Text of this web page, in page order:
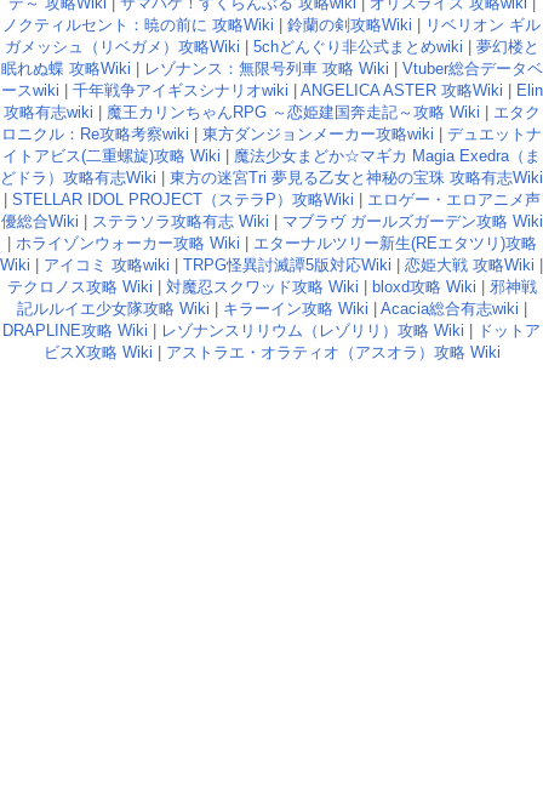
ノクティルセント：暁の前に 攻略Wiki
鈴蘭の剣攻略Wiki
リベリオン ギル
ガメッシュ（リベガメ）攻略Wiki
5chどんぐり非公式まとめwiki
夢幻楼と
眠れぬ蝶 攻略Wiki
レゾナンス：無限号列車 攻略 Wiki
Vtuber総合データベ
ースwiki
千年戦争アイギスシナリオwiki ANGELICA ASTER 攻略Wiki
Elin
攻略有志wiki
魔王カリンちゃんRPG ～恋姫建国奔走記～攻略 Wiki
エタク
ロニクル：Re攻略考察wiki
東方ダンジョンメーカー攻略wiki
デュエットナ
イトアビス(二重螺旋)攻略 Wiki
魔法少女まどか☆マギカ Magia Exedra（ま
どドラ）攻略有志Wiki
東方の迷宮Tri 夢見る乙女と神秘の宝珠 攻略有志Wiki
STELLAR IDOL PROJECT（ステラP）攻略Wiki
エロゲー・エロアニメ声
優総合Wiki
ステラソラ攻略有志 Wiki
マブラヴ ガールズガーデン攻略 Wiki
ホライゾンウォーカー攻略 Wiki
エターナルツリー新生(REエタツリ)攻略
Wiki
アイコミ 攻略wiki TRPG怪異討滅譚5版対応Wiki 恋姫大戦 攻略Wiki
テクロノス攻略 Wiki
対魔忍スクワッド攻略 Wiki bloxd攻略 Wiki
邪神戦
記ルルイエ少女隊攻略 Wiki
キラーイン攻略 Wiki Acacia総合有志wiki
DRAPLINE攻略 Wiki
レゾナンスリリウム（レゾリリ）攻略 Wiki
ドットア
ビスX攻略 Wiki
アストラエ・オラティオ（アスオラ）攻略 Wiki